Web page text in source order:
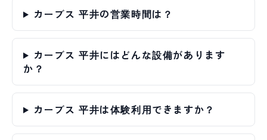
カーブス 平井の営業時間は？
カーブス 平井にはどんな設備があります
か？
カーブス 平井は体験利用できますか？